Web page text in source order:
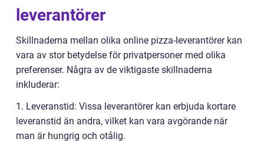
leverantörer
Skillnaderna mellan olika online pizza-leverantörer kan
vara av stor betydelse för privatpersoner med olika
preferenser. Några av de viktigaste skillnaderna
inkluderar:
1. Leveranstid: Vissa leverantörer kan erbjuda kortare
leveranstid än andra, vilket kan vara avgörande när
man är hungrig och otålig.